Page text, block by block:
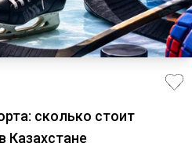
сколько стоит
Казахстане